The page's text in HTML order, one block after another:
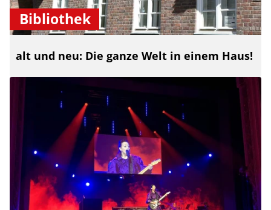
Bibliothek
alt und neu: Die ganze Welt in einem Haus!